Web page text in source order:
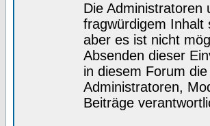
Die Administratoren
fragwürdigem Inhalt
aber es ist nicht
Absenden dieser
in diesem Forum
Administratoren,
Beiträge